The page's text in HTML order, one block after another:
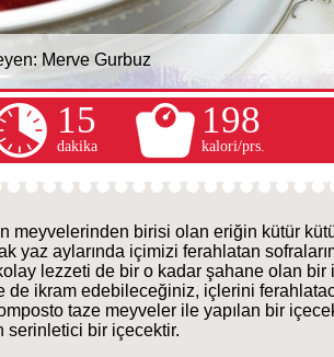
Merve Gurbuz
15
dakika
198
kalori/prs.
meyvelerinden birisi olan eriğin kütür
yaz aylarında içimizi ferahlatan
lezzeti de bir o kadar şahane olan bir
de ikram edebileceğiniz, içlerini
taze meyveler ile yapılan bir
serinletici bir içecektir.